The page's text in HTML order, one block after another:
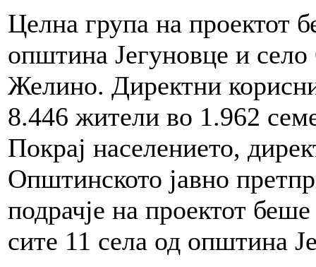
Целна група на проектот
општина Јегуновце и
Желино. Директни
8.446 жители во 1.962
Покрај населението,
Општинското јавно
подрачје на проектот
сите 11 села од општина